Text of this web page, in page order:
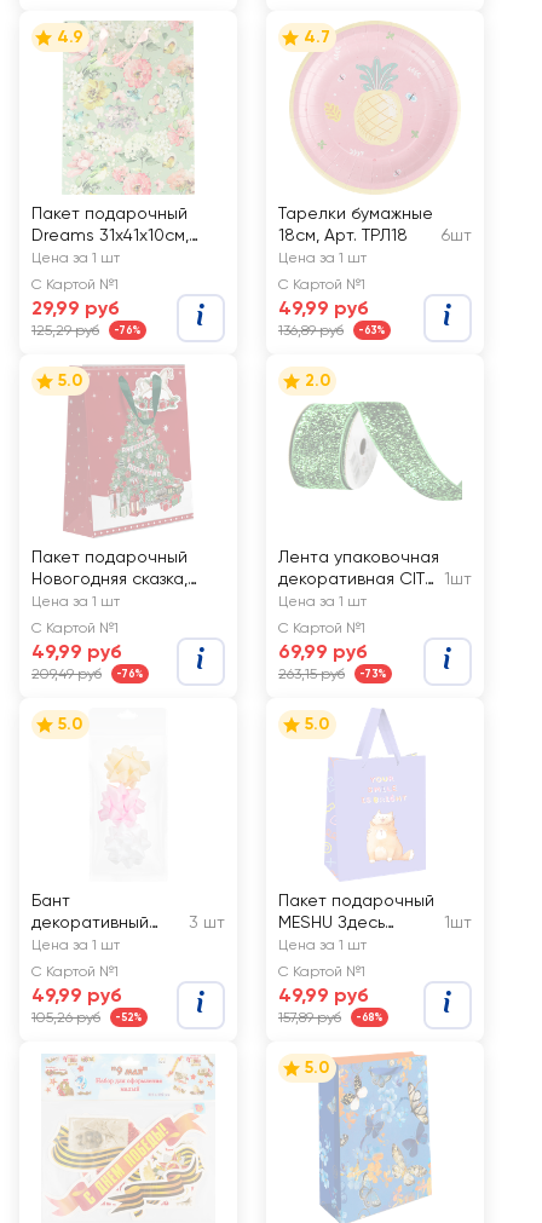
4.9
Пакет подарочный
Dreams 31х41х10см,
Арт. XL
Цена за 1 шт
С Картой №1
29,99 руб
125,29 руб -76%
4.7
Тарелки бумажные
18см, Арт. ТРЛ18
6шт
Цена за 1 шт
С Картой №1
49,99 руб
136,89 руб -63%
5.0
Пакет подарочный
Новогодняя сказка,
41х31х10см, премиум,
Арт. XLS
Цена за 1 шт
С Картой №1
49,99 руб
209,49 руб -76%
2.0
Лента упаковочная
декоративная CITY
HOME TRADE,
2,5смх3м
1шт
Цена за 1 шт
С Картой №1
69,99 руб
263,15 руб -73%
5.0
Бант
декоративный
ПАКЕТИКО, Арт.
З65ММ3
3 шт
Цена за 1 шт
С Картой №1
49,99 руб
105,26 руб -52%
5.0
Пакет подарочный
MESHU Здесь
жарко,
ламинированный,
26х32х12см
1шт
Цена за 1 шт
С Картой №1
49,99 руб
157,89 руб -68%
5.0